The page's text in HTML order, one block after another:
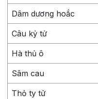
Dâm dương hoắc
Câu kỷ tử
Hà thủ ô
Sâm cau
Thỏ ty tử